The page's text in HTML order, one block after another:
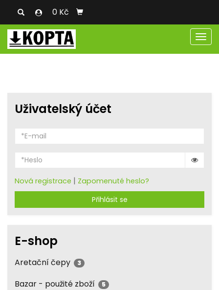
0 Kč
Uživatelský účet
Nová registrace | Zapomenuté heslo?
Přihlásit se
E-shop
Aretační čepy 3
Bazar - použité zboží 5